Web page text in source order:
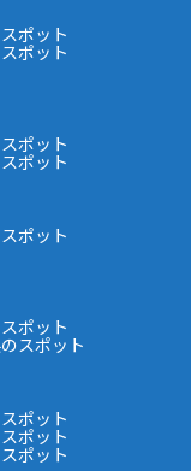
ポット
ポット
ポット
ポット
ポット
ポット
スポット
ポット
ポット
ポット